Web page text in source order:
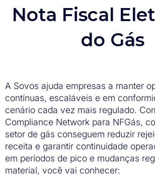
Nota Fiscal
do Gás
A Sovos ajuda empresas a manter
contínuas, escaláveis e em
cenário cada vez mais regulado.
Compliance Network para NFGás,
setor de gás conseguem reduzir
receita e garantir continuidade
em períodos de pico e mudanças
material, você vai conhecer: